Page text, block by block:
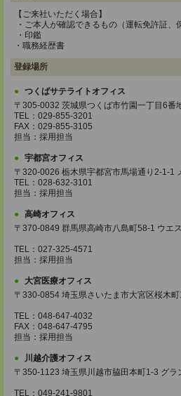
【ご来社いただく場合】
・ご本人が確認できるもの（運転免許証、
・印鑑
・職務経歴書
登録場所
つくばサテライトオフィス
〒305-0032 茨城県つくば市竹園一丁目6番
TEL：029-855-3201
FAX：029-855-3105
担当：採用担当
宇都宮オフィス
〒320-0026 栃木県宇都宮市馬場通り2-1-1
TEL：028-632-3101
担当：採用担当
高崎オフィス
〒370-0849 群馬県高崎市八島町58-1 ウエ
TEL：027-325-4571
担当：採用担当
大宮医療オフィス
〒330-0854 埼玉県さいたま市大宮区桜木
TEL：048-647-4032
FAX：048-647-4795
担当：採用担当
川越介護オフィス
〒350-1123 埼玉県川越市脇田本町1-3 グラ
TEL：049-241-9801